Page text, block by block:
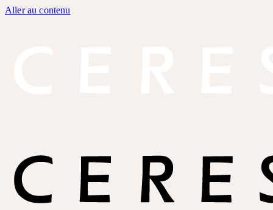
Aller au contenu